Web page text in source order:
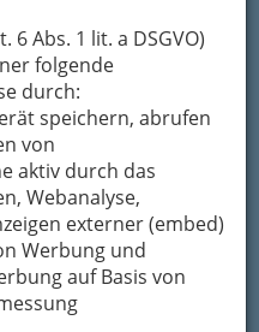
Abs. 1 lit. a DSGVO)
folgende
durch:
speichern, abrufen
von
aktiv durch das
Webanalyse,
externer (embed)
Werbung und
auf Basis von